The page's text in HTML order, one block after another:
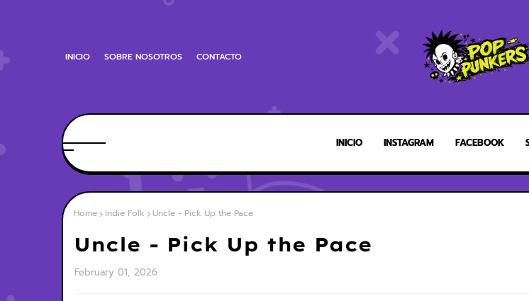
INICIO SOBRE NOSOTROS CONTACTO
INICIO INSTAGRAM FACEBOOK
Home Indie Folk Uncle - Pick Up the Pace
Uncle - Pick Up the Pace
February 01, 2026